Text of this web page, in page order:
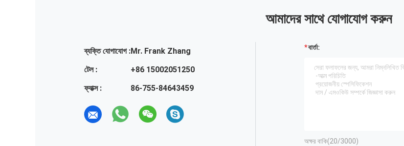
আমাদের সাথে যোগাযোগ করুন
ব্যক্তি যোগাযোগ :Mr. Frank Zhang
টেল :
+86 15002051250
ফ্যাক্স :
86-755-84643459
বার্তা:
অক্ষর বাকি(20/3000)